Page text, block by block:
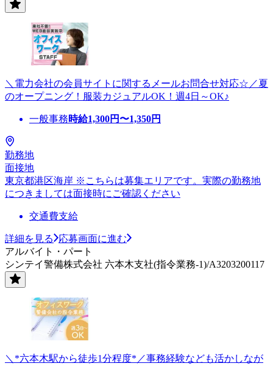
＼電力会社の会員サイトに関するメールお問合せ対応☆／夏
のオープニング！服装カジュアルOK！週4日～OK♪
一般事務時給1,300円〜1,350円
勤務地
面接地
東京都港区海岸 ※こちらは募集エリアです。実際の勤務地
につきましては面接時にご確認ください
交通費支給
詳細を見る
応募画面に進む
アルバイト・パート
シンテイ警備株式会社 六本木支社(指令業務-1)/A3203200117
＼*六本木駅から徒歩1分程度*／事務経験なども活かしなが